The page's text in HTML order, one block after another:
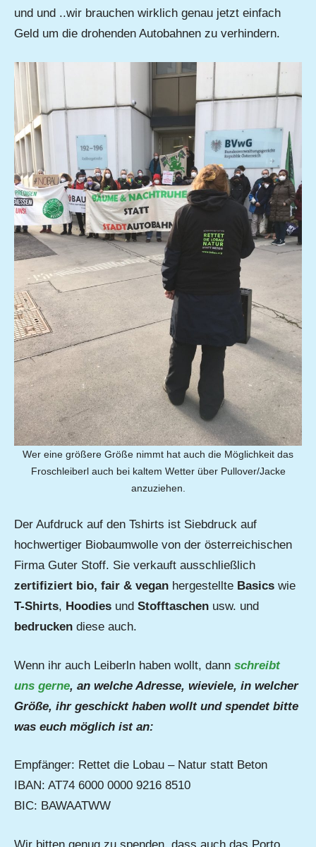
und und ..wir brauchen wirklich genau jetzt einfach
Geld um die drohenden Autobahnen zu verhindern.
Wer eine größere Größe nimmt hat auch die Möglichkeit das
Froschleiberl auch bei kaltem Wetter über Pullover/Jacke
anzuziehen.
Der Aufdruck auf den Tshirts ist Siebdruck auf
hochwertiger Biobaumwolle von der österreichischen
Firma Guter Stoff. Sie verkauft ausschließlich
zertifiziert bio, fair & vegan hergestellte Basics wie
T-Shirts, Hoodies und Stofftaschen usw. und
bedrucken diese auch.
Wenn ihr auch Leiberln haben wollt, dann schreibt
uns gerne, an welche Adresse, wieviele, in welcher
Größe, ihr geschickt haben wollt und spendet bitte
was euch möglich ist an:
Empfänger: Rettet die Lobau – Natur statt Beton
IBAN: AT74 6000 0000 9216 8510
BIC: BAWAATWW